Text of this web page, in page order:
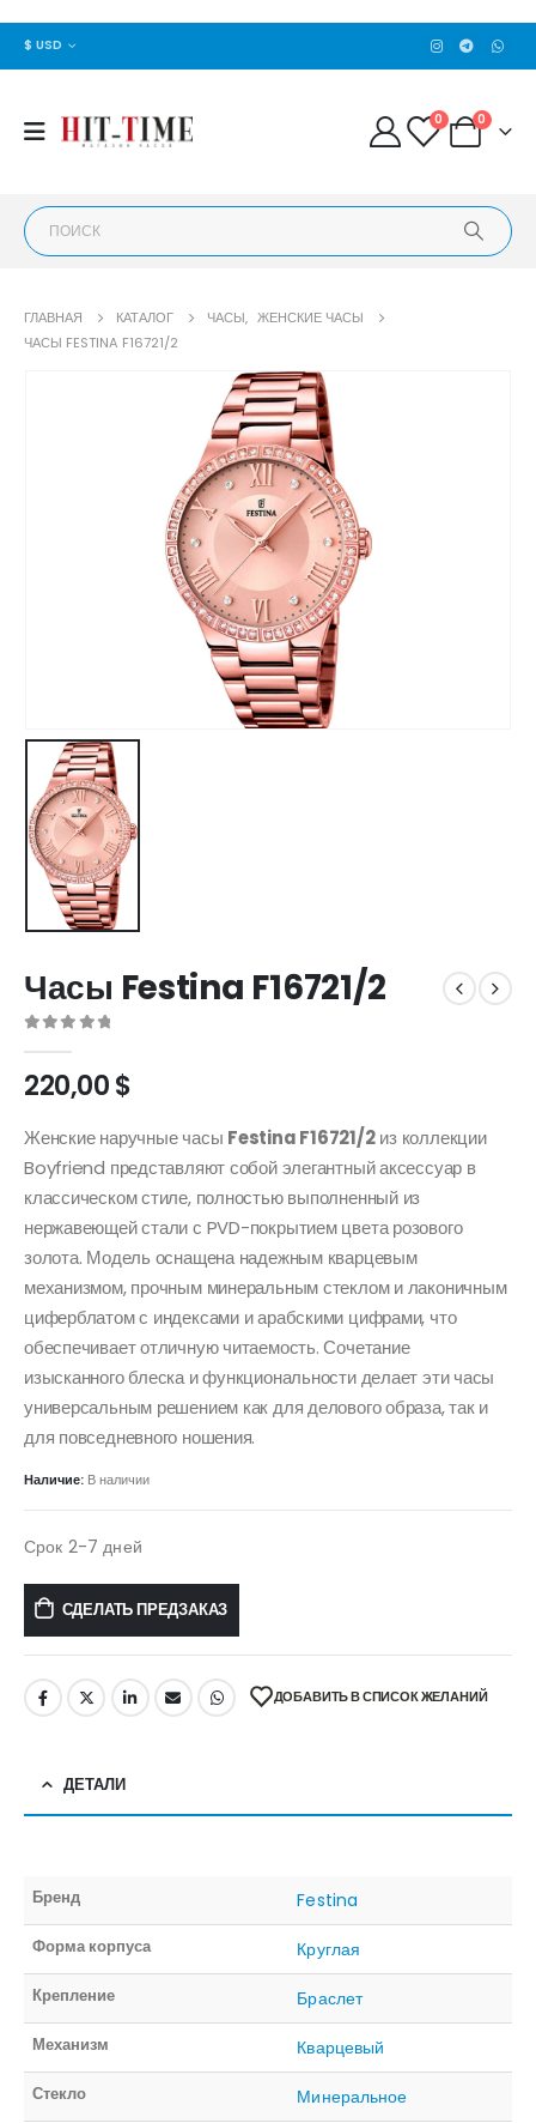
$ USD
0 0
ГЛАВНАЯ КАТАЛОГ ЧАСЫ, ЖЕНСКИЕ ЧАСЫ
ЧАСЫ FESTINA F16721/2
Часы Festina F16721/2
220,00$
Женские наручные часы Festina F16721/2из коллекции
Boyfriend представляют собой элегантный аксессуар в
классическом стиле, полностью выполненный из
нержавеющей стали с PVD-покрытием цвета розового
золота. Модель оснащена надежным кварцевым
механизмом, прочным минеральным стеклом и лаконичным
циферблатом с индексами и арабскими цифрами, что
обеспечивает отличную читаемость. Сочетание
изысканного блеска и функциональности делает эти часы
универсальным решением как для делового образа, так и
для повседневного ношения.
Наличие: В наличии
Срок 2-7 дней
СДЕЛАТЬ ПРЕДЗАКАЗ
ДОБАВИТЬ В СПИСОК ЖЕЛАНИЙ
ДЕТАЛИ
Бренд Festina
Форма корпуса Круглая
Крепление Браслет
Механизм Кварцевый
Стекло Минеральное